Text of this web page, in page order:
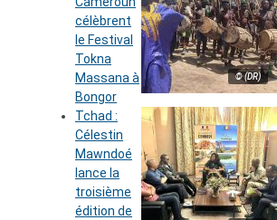
© (DR)
célèbrent
le Festival
Tokna
Massana à
Bongor
Tchad :
Célestin
Mawndoé
lance la
troisième
édition de